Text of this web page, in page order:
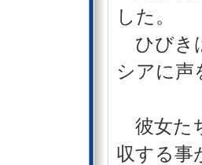
した。
ひびき
シアに声
彼女た
収する事